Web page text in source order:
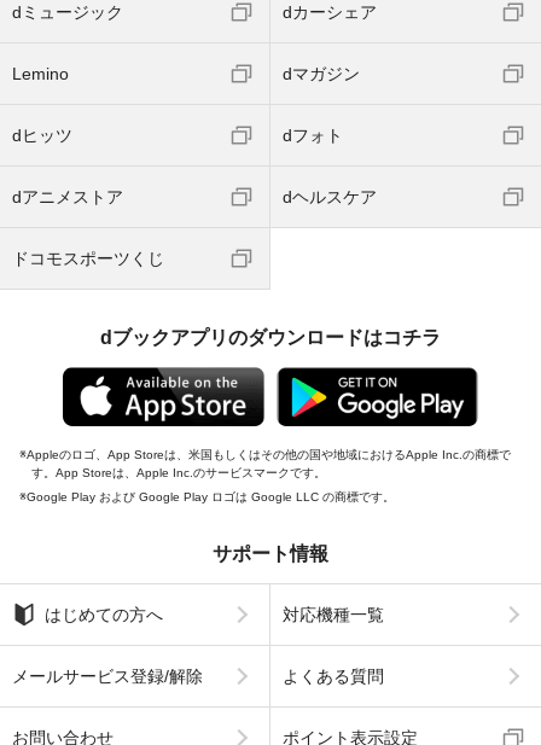
dミュージック dカーシェア
Lemino dマガジン
dヒッツ dフォト
dアニメストア dヘルスケア
ドコモスポーツくじ
dブックアプリのダウンロードはコチラ
Appleのロゴ、App Storeは、米国もしくはその他の国や地域におけるApple Inc.の商標で
す。App Storeは、Apple Inc.のサービスマークです。
Google Play および Google Play ロゴは Google LLC の商標です。
サポート情報
はじめての方へ 対応機種一覧
メールサービス登録/解除 よくある質問
お問い合わせ ポイント表示設定